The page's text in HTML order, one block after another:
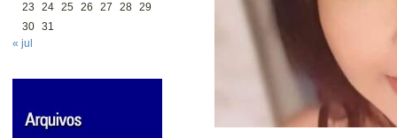
23
24 25 26 27 28 29
30 31
« jul